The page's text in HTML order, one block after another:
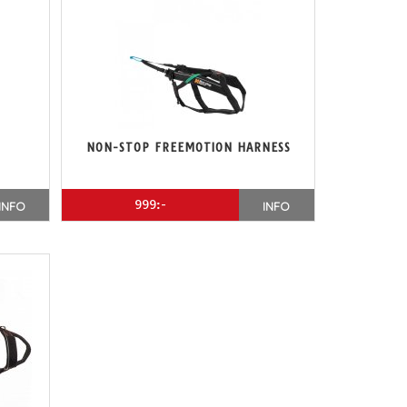
INFO
NON-STOP FREEMOTION HARNESS
999:- INFO